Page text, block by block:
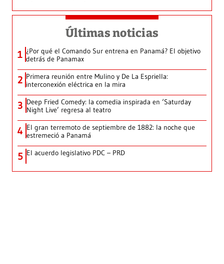
Últimas noticias
1 ¿Por qué el Comando Sur entrena en Panamá? El objetivo
detrás de Panamax
2 Primera reunión entre Mulino y De La Espriella:
interconexión eléctrica en la mira
3 Deep Fried Comedy: la comedia inspirada en ‘Saturday
Night Live’ regresa al teatro
4 El gran terremoto de septiembre de 1882: la noche que
estremeció a Panamá
5 El acuerdo legislativo PDC – PRD